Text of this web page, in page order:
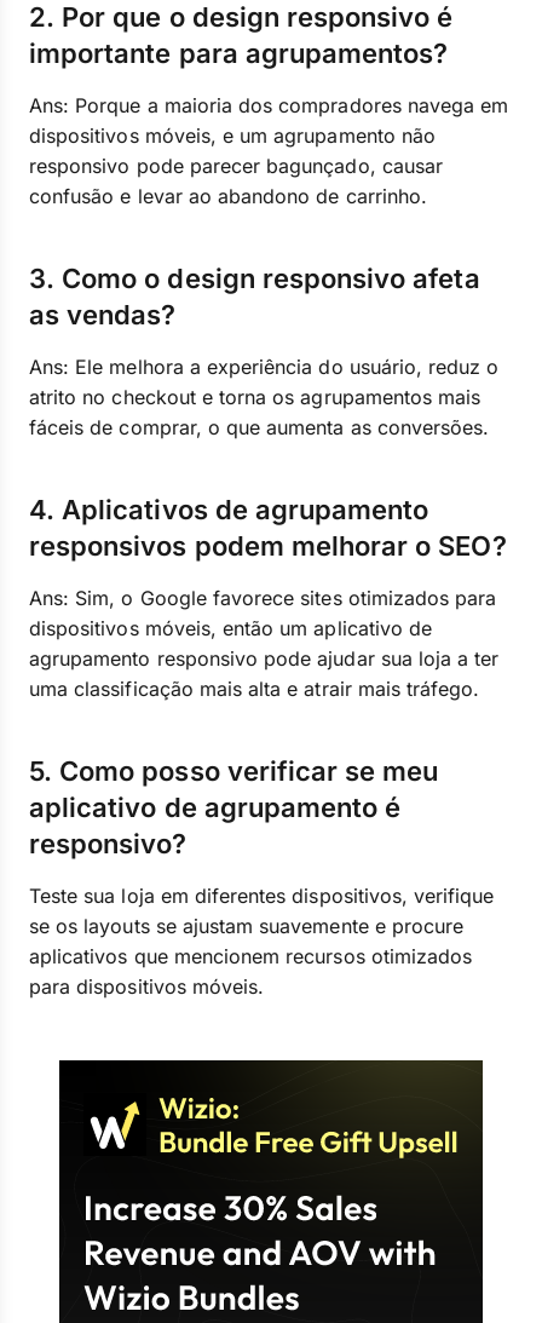
2. Por que o design responsivo é
importante para agrupamentos?
Ans: Porque a maioria dos compradores navega em
dispositivos móveis, e um agrupamento não
responsivo pode parecer bagunçado, causar
confusão e levar ao abandono de carrinho.
3. Como o design responsivo afeta
as vendas?
Ans: Ele melhora a experiência do usuário, reduz o
atrito no checkout e torna os agrupamentos mais
fáceis de comprar, o que aumenta as conversões.
4. Aplicativos de agrupamento
responsivos podem melhorar o SEO?
Ans: Sim, o Google favorece sites otimizados para
dispositivos móveis, então um aplicativo de
agrupamento responsivo pode ajudar sua loja a ter
uma classificação mais alta e atrair mais tráfego.
5. Como posso verificar se meu
aplicativo de agrupamento é
responsivo?
Teste sua loja em diferentes dispositivos, verifique
se os layouts se ajustam suavemente e procure
aplicativos que mencionem recursos otimizados
para dispositivos móveis.